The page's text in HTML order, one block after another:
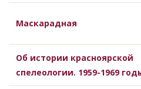
Маскарадная
Об истории красноярской
спелеологии. 1959-1969